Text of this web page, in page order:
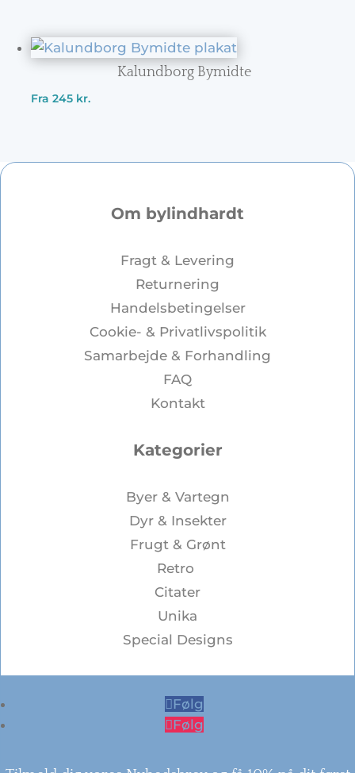
Kalundborg Bymidte
Fra245 kr.
Om bylindhardt
Fragt & Levering
Returnering
Handelsbetingelser
Cookie- & Privatlivspolitik
Samarbejde & Forhandling
FAQ
Kontakt
Kategorier
Byer & Vartegn
Dyr & Insekter
Frugt & Grønt
Retro
Citater
Unika
Special Designs
Følg
Følg